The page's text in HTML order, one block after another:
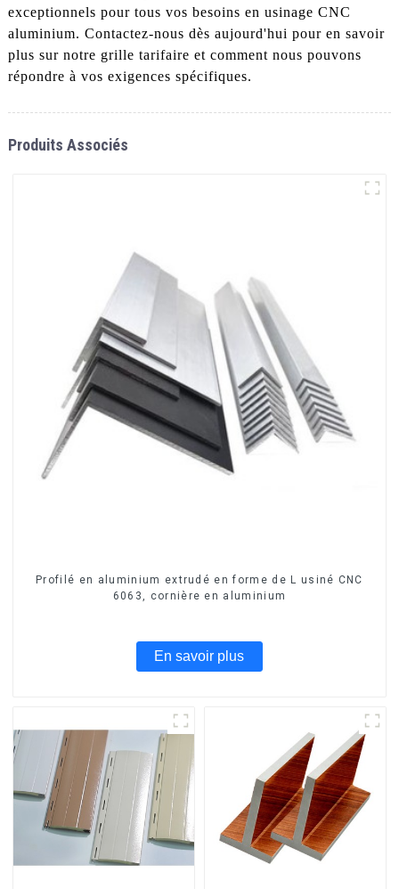
exceptionnels pour tous vos besoins en usinage CNC
aluminium. Contactez-nous dès aujourd'hui pour en savoir
plus sur notre grille tarifaire et comment nous pouvons
répondre à vos exigences spécifiques.
Produits Associés
Profilé en aluminium extrudé en forme de L usiné CNC
6063, cornière en aluminium
En savoir plus